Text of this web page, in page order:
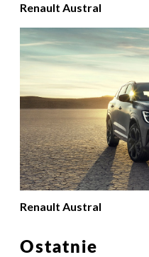
Renault Austral
Renault Austral
Ostatnie